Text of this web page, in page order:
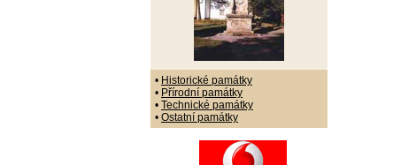
• Historické památky
• Přírodní památky
• Technické památky
• Ostatní památky